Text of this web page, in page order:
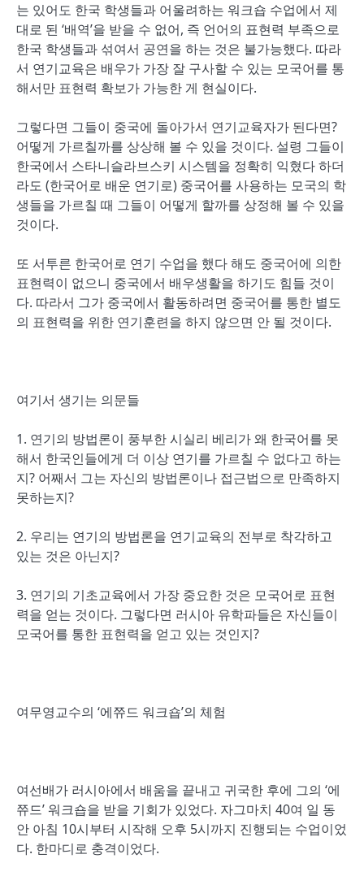
는 있어도 한국 학생들과 어울려하는 워크숍 수업에서 제
대로 된 ‘배역’을 받을 수 없어, 즉 언어의 표현력 부족으로
한국 학생들과 섞여서 공연을 하는 것은 불가능했다. 따라
서 연기교육은 배우가 가장 잘 구사할 수 있는 모국어를 통
해서만 표현력 확보가 가능한 게 현실이다.
그렇다면 그들이 중국에 돌아가서 연기교육자가 된다면?
어떻게 가르칠까를 상상해 볼 수 있을 것이다. 설령 그들이
한국에서 스타니슬라브스키 시스템을 정확히 익혔다 하더
라도 (한국어로 배운 연기로) 중국어를 사용하는 모국의 학
생들을 가르칠 때 그들이 어떻게 할까를 상정해 볼 수 있을
것이다.
또 서투른 한국어로 연기 수업을 했다 해도 중국어에 의한
표현력이 없으니 중국에서 배우생활을 하기도 힘들 것이
다. 따라서 그가 중국에서 활동하려면 중국어를 통한 별도
의 표현력을 위한 연기훈련을 하지 않으면 안 될 것이다.
여기서 생기는 의문들
1. 연기의 방법론이 풍부한 시실리 베리가 왜 한국어를 못
해서 한국인들에게 더 이상 연기를 가르칠 수 없다고 하는
지? 어째서 그는 자신의 방법론이나 접근법으로 만족하지
못하는지?
2. 우리는 연기의 방법론을 연기교육의 전부로 착각하고
있는 것은 아닌지?
3. 연기의 기초교육에서 가장 중요한 것은 모국어로 표현
력을 얻는 것이다. 그렇다면 러시아 유학파들은 자신들이
모국어를 통한 표현력을 얻고 있는 것인지?
여무영교수의 ‘에쮸드 워크숍’의 체험
여선배가 러시아에서 배움을 끝내고 귀국한 후에 그의 ‘에
쮸드’ 워크숍을 받을 기회가 있었다. 자그마치 40여 일 동
안 아침 10시부터 시작해 오후 5시까지 진행되는 수업이었
다. 한마디로 충격이었다.